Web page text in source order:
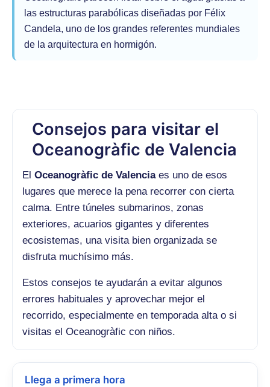
las estructuras parabólicas diseñadas por Félix
Candela, uno de los grandes referentes mundiales
de la arquitectura en hormigón.
Consejos para visitar el
Oceanogràfic de Valencia
El Oceanogràfic de Valenciaes uno de esos
lugares que merece la pena recorrer con cierta
calma. Entre túneles submarinos, zonas
exteriores, acuarios gigantes y diferentes
ecosistemas, una visita bien organizada se
disfruta muchísimo más.
Estos consejos te ayudarán a evitar algunos
errores habituales y aprovechar mejor el
recorrido, especialmente en temporada alta o si
visitas el Oceanogràfic con niños.
Llega a primera hora